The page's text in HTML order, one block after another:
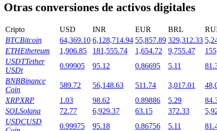
Launchpool
Participación flexible para ganar tokens populares
Otras conversiones de activos digitales
Cripto USD INR EUR BRL
BTCBitcoin 64,369.10 6,128,714.94 55,857.89 329,312.33
ETHEthereum 1,906.85 181,555.74 1,654.72 9,755.47
USDTTether
USDt
0.99905 95.12 0.86695 5.11
BNBBinance
Coin
589.72 56,148.63 511.74 3,017.01
XRPXRP 1.03 98.62 0.89886 5.29
SOLSolana 72.77 6,929.37 63.15 372.33
USDCUSD
0.99975 95.18 0.86756 5.11